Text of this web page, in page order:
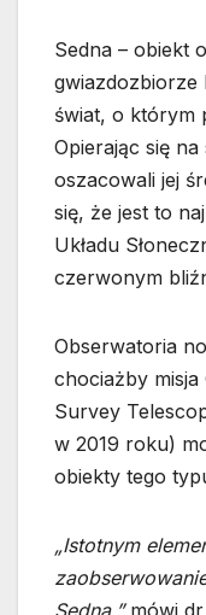
Sedna – obiekt
gwiazdozbiorze
świat, o którym
Opierając się
oszacowali jej
się, że jest to
Układu
czerwonym
Obserwatoria
chociażby misja
Survey
w 2019 roku)
obiekty tego
„Istotnym